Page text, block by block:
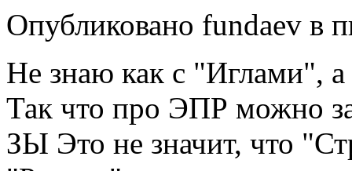
Опубликовано fundaev в
Не знаю как с "Иглами",
Так что про ЭПР можно
ЗЫ Это не значит, что